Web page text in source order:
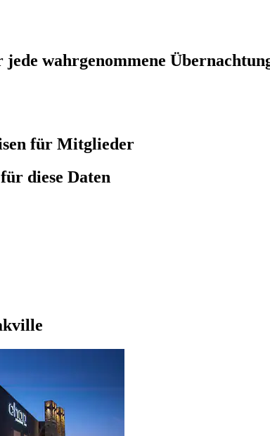
wahrgenommene
für Mitglieder
diese Daten